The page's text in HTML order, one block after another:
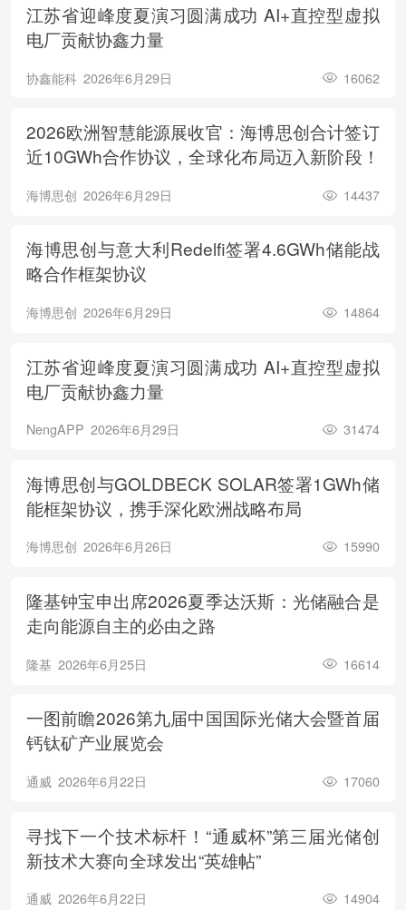
江苏省迎峰度夏演习圆满成功 AI+直控型虚拟
电厂贡献协鑫力量
协鑫能科 2026年6月29日 16062
2026欧洲智慧能源展收官：海博思创合计签订
近10GWh合作协议，全球化布局迈入新阶段！
海博思创 2026年6月29日 14437
海博思创与意大利Redelfi签署4.6GWh储能战
略合作框架协议
海博思创 2026年6月29日 14864
江苏省迎峰度夏演习圆满成功 AI+直控型虚拟
电厂贡献协鑫力量
NengAPP 2026年6月29日 31474
海博思创与GOLDBECK SOLAR签署1GWh储
能框架协议，携手深化欧洲战略布局
海博思创 2026年6月26日 15990
隆基钟宝申出席2026夏季达沃斯：光储融合是
走向能源自主的必由之路
隆基 2026年6月25日 16614
一图前瞻2026第九届中国国际光储大会暨首届
钙钛矿产业展览会
通威 2026年6月22日 17060
寻找下一个技术标杆！“通威杯”第三届光储创
新技术大赛向全球发出“英雄帖”
通威 2026年6月22日 14904